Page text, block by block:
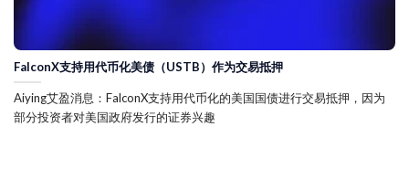
FalconX支持用代币化美债（USTB）作为交易抵押
Aiying艾盈消息：FalconX支持用代币化的美国国债进行交易抵押，因为
部分投资者对美国政府发行的证券兴趣